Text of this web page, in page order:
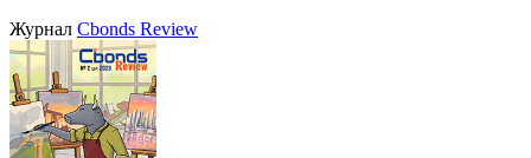
Журнал Cbonds Review